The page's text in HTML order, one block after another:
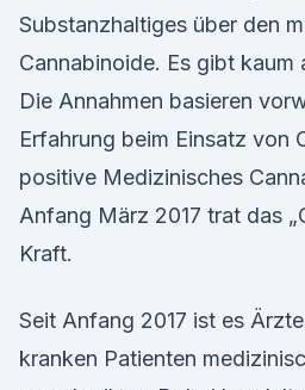
Substanzhaltiges über den
Cannabinoide. Es gibt kaum
Die Annahmen basieren
Erfahrung beim Einsatz von
positive Medizinisches
Anfang März 2017 trat das
Kraft.
Seit Anfang 2017 ist es
kranken Patienten